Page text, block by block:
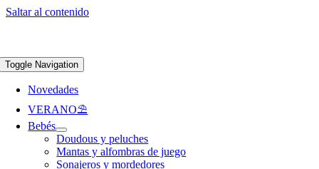
Saltar al contenido
Toggle Navigation
Novedades
VERANO⛱️​
Bebés
Doudous y peluches
Mantas y alfombras de juego
Sonajeros y mordedores